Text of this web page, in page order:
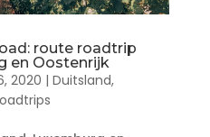
route roadtrip
en Oostenrijk
2020 | Duitsland,